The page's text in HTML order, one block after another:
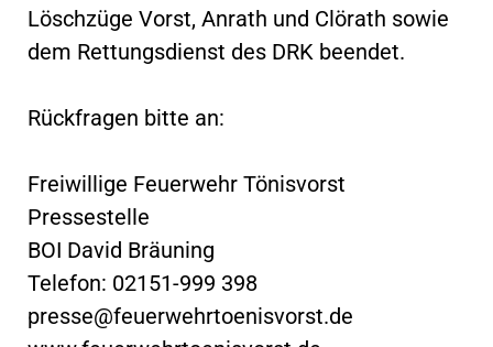
Löschzüge Vorst, Anrath und Clörath sowie
dem Rettungsdienst des DRK beendet.
Rückfragen bitte an:
Freiwillige Feuerwehr Tönisvorst
Pressestelle
BOI David Bräuning
Telefon: 02151-999 398
presse@feuerwehrtoenisvorst.de